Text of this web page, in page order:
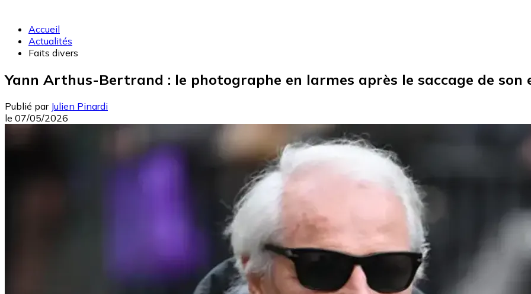
Accueil
Actualités
Faits divers
Yann Arthus-Bertrand : le photographe en larmes après le saccage de son
Publié par Julien Pinardi
le 07/05/2026